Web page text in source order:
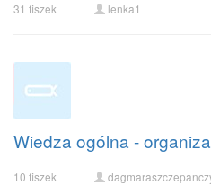
31 fiszek lenka1
Wiedza ogólna -
10 fiszek